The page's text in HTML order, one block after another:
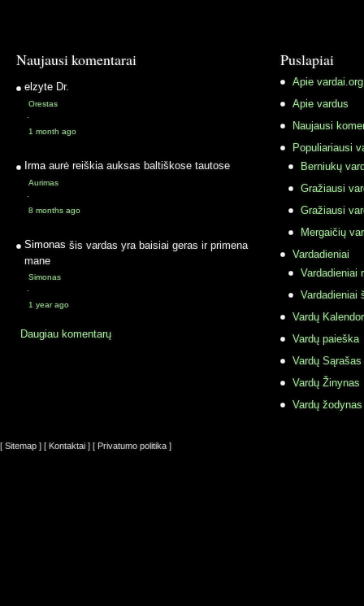
Naujausi komentarai
elzyte Dr.
Orestas
·
1 month ago
Irma aurė reiškia auksas baltiškose tautose
Aurimas
·
8 months ago
Simonas šis vardas yra baisiai geras ir primena
mane
Simonas
·
1 year ago
Daugiau komentarų
Puslapiai
Apie vardai.org
Apie vardus
Naujausi
Populiariausi
Berniukų
Gražiausi
Gražiausi
Mergaičių
Vardadieniai
Vardadieniai
Vardadieniai
Vardų
Vardų paieška
Vardų Sąrašas
Vardų Žinynas
Vardų
[ Sitemap ] [ Kontaktai ] [ Privatumo politika ]